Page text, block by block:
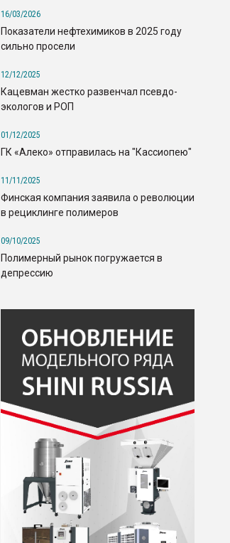
16/03/2026
Показатели нефтехимиков в 2025 году
сильно просели
12/12/2025
Кацевман жестко развенчал псевдо-
экологов и РОП
01/12/2025
ГК «Алеко» отправилась на "Кассиопею"
11/11/2025
Финская компания заявила о революции
в рециклинге полимеров
09/10/2025
Полимерный рынок погружается в
депрессию